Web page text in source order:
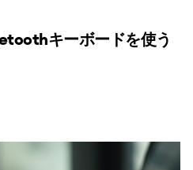
キーボードを使う